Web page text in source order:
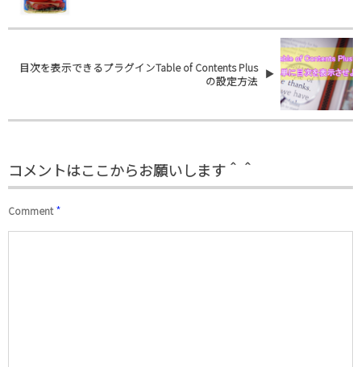
目次を表示できるプラグインTable of Contents Plus
の設定方法
コメントはここからお願いします＾＾
Comment *